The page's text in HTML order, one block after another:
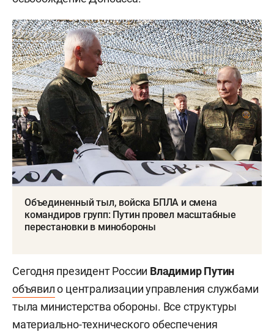
Объединенный тыл, войска БПЛА и смена
командиров групп: Путин провел масштабные
перестановки в минобороны
Сегодня президент России Владимир Путин
объявило централизации управления службами
тыла министерства обороны. Все структуры
материально-технического обеспечения